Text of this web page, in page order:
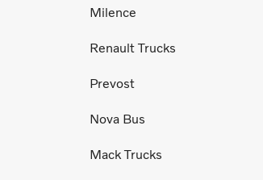
Milence
Renault Trucks
Prevost
Nova Bus
Mack Trucks